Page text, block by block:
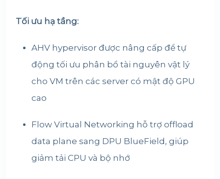
Tối ưu hạ tầng:
AHV hypervisor được nâng cấp để tự
động tối ưu phân bổ tài nguyên vật lý
cho VM trên các server có mật độ GPU
cao
Flow Virtual Networking hỗ trợ offload
data plane sang DPU BlueField, giúp
giảm tải CPU và bộ nhớ